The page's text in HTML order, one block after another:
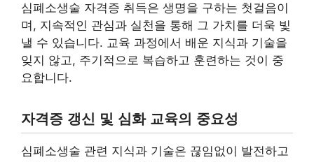
심폐소생술 자격증 취득은 생명을 구하는 첫걸음이
며, 지속적인 관심과 실천을 통해 그 가치를 더욱 빛
낼 수 있습니다. 교육 과정에서 배운 지식과 기술을
잊지 않고, 주기적으로 복습하고 훈련하는 것이 중
요합니다.
자격증 갱신 및 심화 교육의 중요성
심폐소생술 관련 지식과 기술은 끊임없이 발전하고